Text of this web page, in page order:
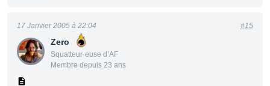
Zero
Squatteur·euse d’AF
Membre depuis 23 ans
17 Janvier 2005 à 22:04 #15